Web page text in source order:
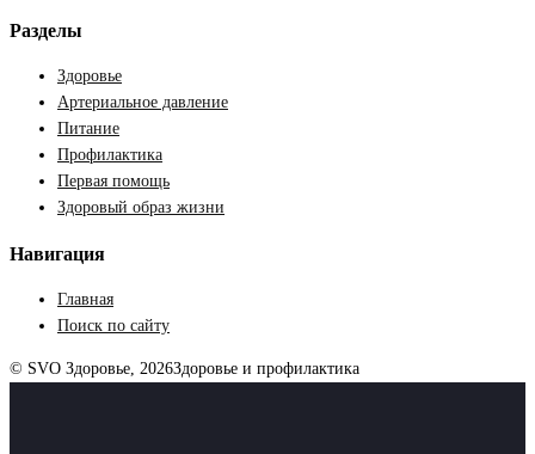
Разделы
Здоровье
Артериальное давление
Питание
Профилактика
Первая помощь
Здоровый образ жизни
Навигация
Главная
Поиск по сайту
© SVO Здоровье, 2026Здоровье и профилактика